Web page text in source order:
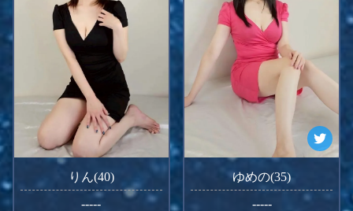
りん(40)
-----
ゆめの(35)
-----